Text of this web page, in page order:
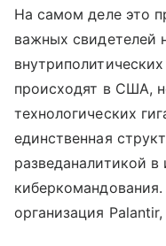
На самом деле это
важных свидетелей
происходят в США,
технологических
единственная
разведаналитикой в
организация